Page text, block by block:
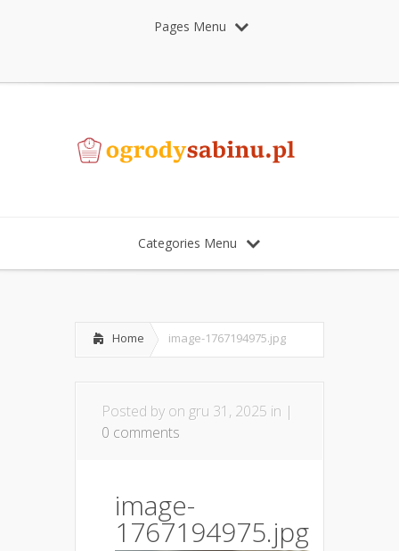
Pages Menu
Categories Menu
Home image-1767194975.jpg
Posted by on gru 31, 2025 in |
0 comments
image-
1767194975.jpg